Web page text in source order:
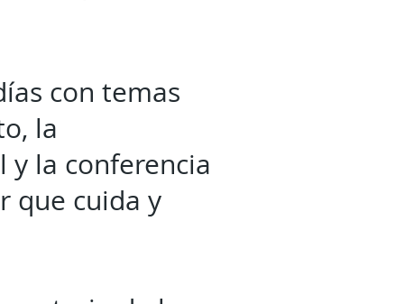
con temas
la
la conferencia
que cuida y